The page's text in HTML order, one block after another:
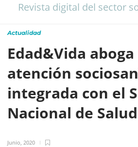
Revista digital del sector
Actualidad
Edad&Vida
atención
integrada con el
Nacional de Salud
Junio, 2020